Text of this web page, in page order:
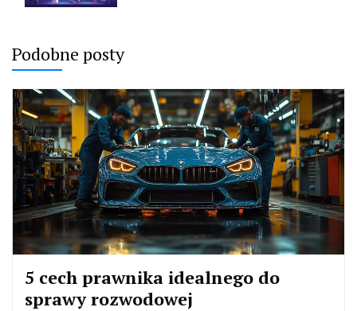
Podobne posty
5 cech prawnika idealnego do
sprawy rozwodowej